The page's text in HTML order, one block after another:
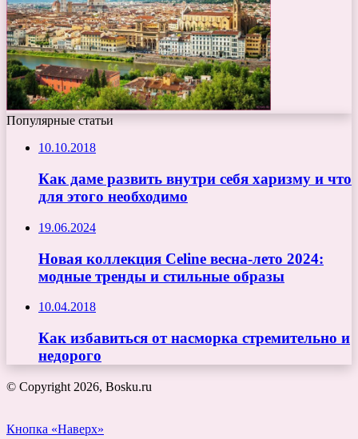
Популярные статьи
10.10.2018
Как даме развить внутри себя харизму и что
для этого необходимо
19.06.2024
Новая коллекция Celine весна-лето 2024:
модные тренды и стильные образы
10.04.2018
Как избавиться от насморка стремительно и
недорого
© Copyright 2026, Bosku.ru
Кнопка «Наверх»